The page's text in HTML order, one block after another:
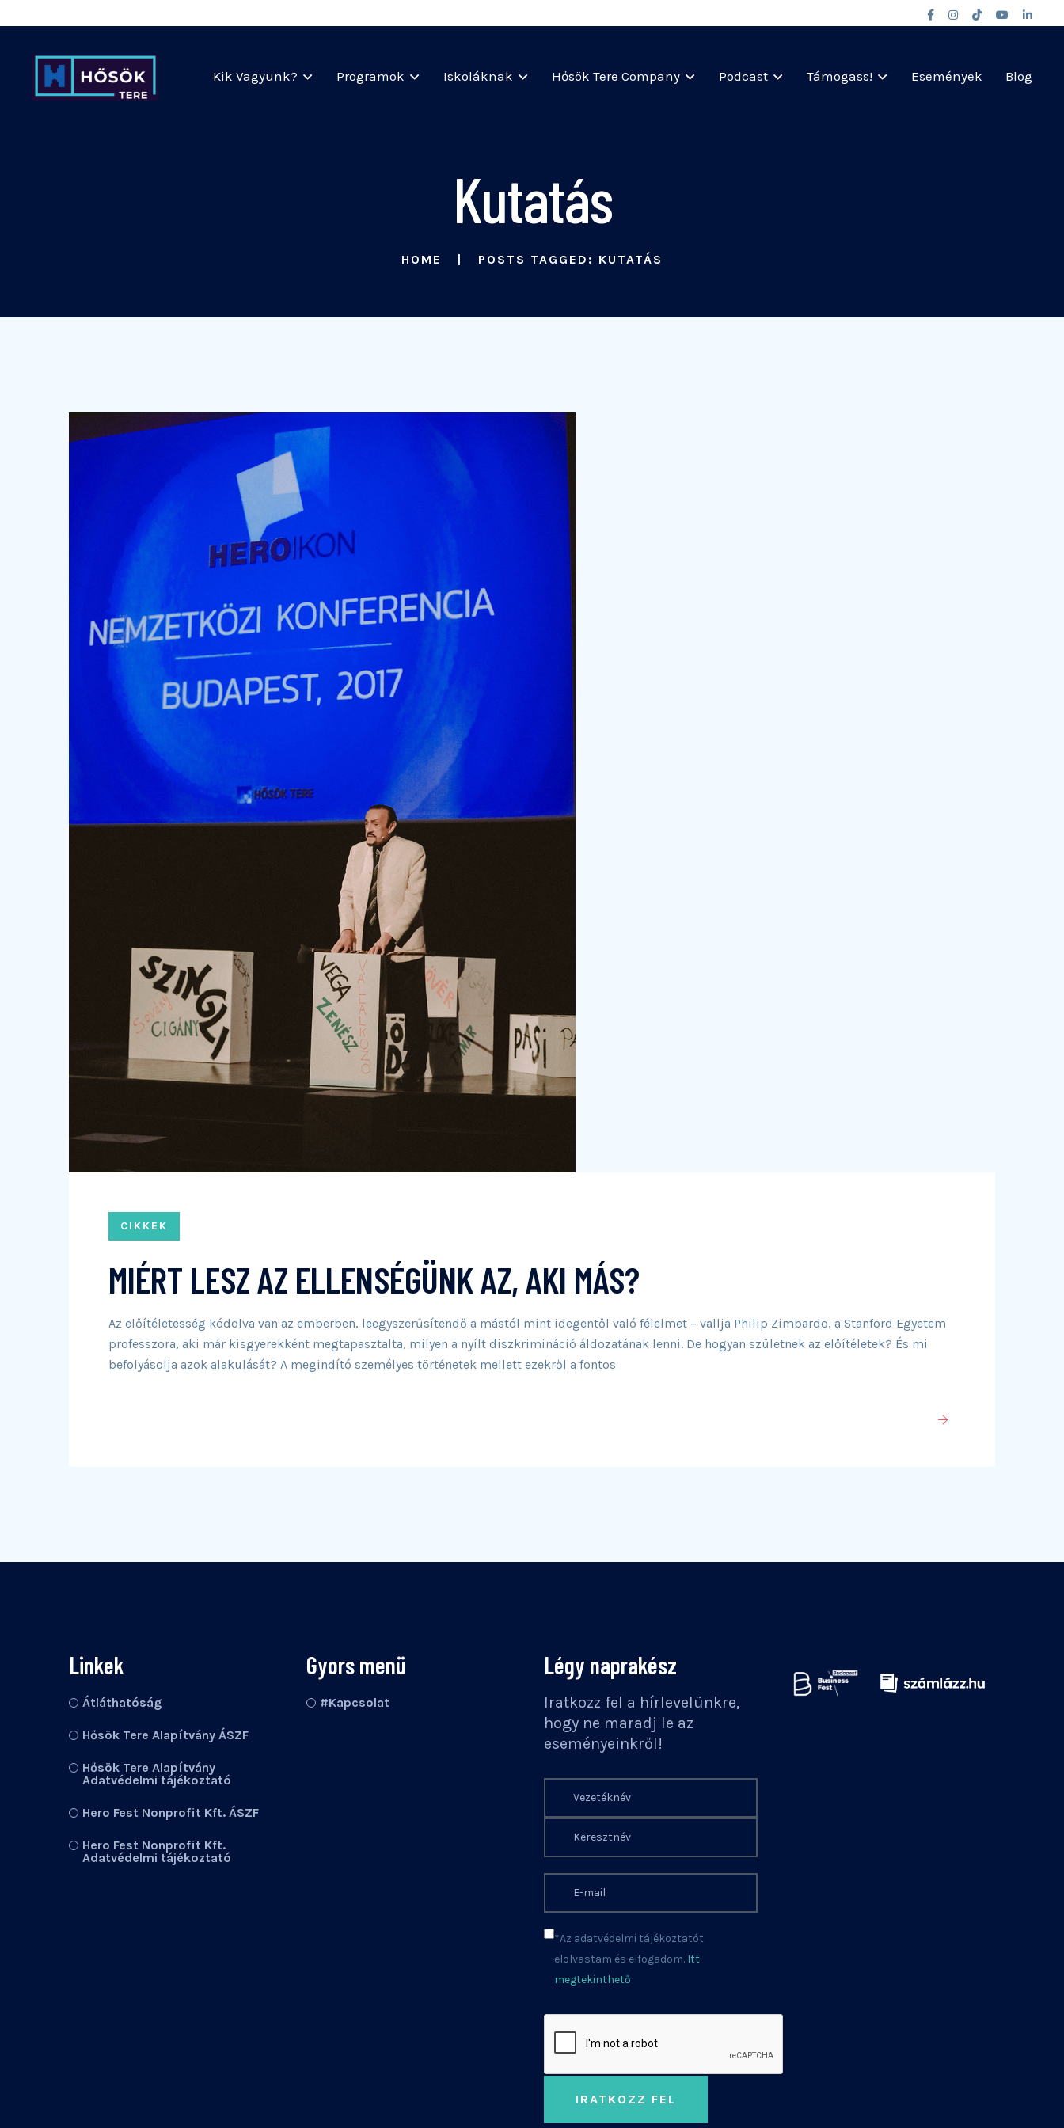
Kik Vagyunk? Programok Iskoláknak Hősök Tere Company Podcast Támogass! Események Blog
Kutatás
HOME POSTS TAGGED: KUTATÁS
CIKKEK
MIÉRT LESZ AZ ELLENSÉGÜNK AZ, AKI MÁS?
Az előítéletesség kódolva van az emberben, leegyszerűsítendő a mástól mint idegentől való félelmet – vallja Philip Zimbardo, a Stanford Egyetem
professzora, aki már kisgyerekként megtapasztalta, milyen a nyílt diszkrimináció áldozatának lenni. De hogyan születnek az előítéletek? És mi
befolyásolja azok alakulását? A megindító személyes történetek mellett ezekről a fontos
Linkek
Átláthatóság
Hősök Tere Alapítvány ÁSZF
Hősök Tere Alapítvány
Adatvédelmi tájékoztató
Hero Fest Nonprofit Kft. ÁSZF
Hero Fest Nonprofit Kft.
Adatvédelmi tájékoztató
Gyors menü
#Kapcsolat
Légy naprakész
Iratkozz fel a hírlevelünkre,
hogy ne maradj le az
eseményeinkről!
*Az adatvédelmi tájékoztatót
elolvastam és elfogadom. Itt
megtekinthető
IRATKOZZ FEL